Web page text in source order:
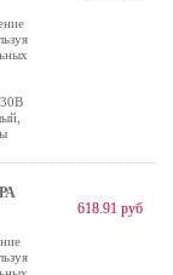
618.91 руб